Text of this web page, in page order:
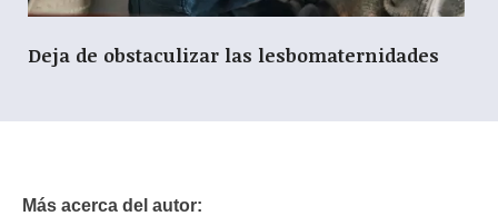
Deja de obstaculizar las lesbomaternidades
Más acerca del autor: